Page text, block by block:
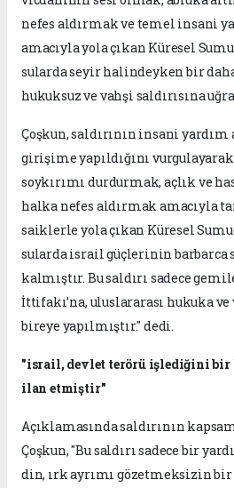
nefes aldırmak ve temel insani
amacıyla yola çıkan Küresel
sularda seyir halindeyken bir
hukuksuz ve vahşi saldırısına
Çoşkun, saldırının insani yardım
girişime yapıldığını
soykırımı durdurmak, açlık ve
halka nefes aldırmak amacıyla
saiklerle yola çıkan Küresel
sularda israil güçlerinin barbarca
kalmıştır. Bu saldırı sadece
İttifakı’na, uluslararası hukuka
bireye yapılmıştır." dedi.
"israil, devlet terörü işlediğini bir
ilan etmiştir"
Açıklamasında saldırının
Çoşkun, "Bu saldırı sadece bir
din, ırk ayrımı gözetmeksizin bir